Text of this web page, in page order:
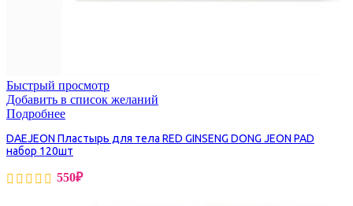
Быстрый просмотр
Добавить в список желаний
Подробнее
DAEJEON Пластырь для тела RED GINSENG DONG JEON PAD
набор 120шт
550₽